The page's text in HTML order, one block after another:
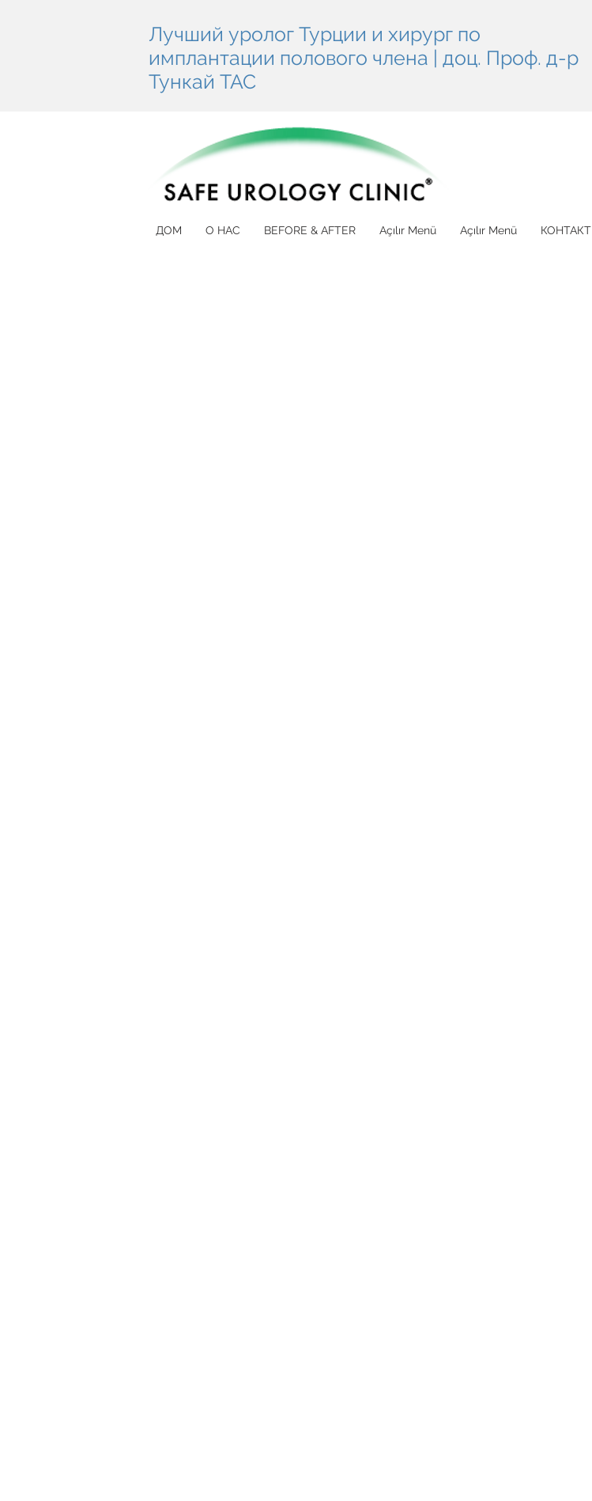
Лучший уролог Турции и хирург по
имплантации полового члена | доц. Проф. д-р
Тункай ТАС
ДОМ О НАС BEFORE & AFTER Açılır Menü Açılır Menü КОНТАКТ